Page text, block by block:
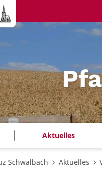
Aktuelles
Schwalbach Aktuelles